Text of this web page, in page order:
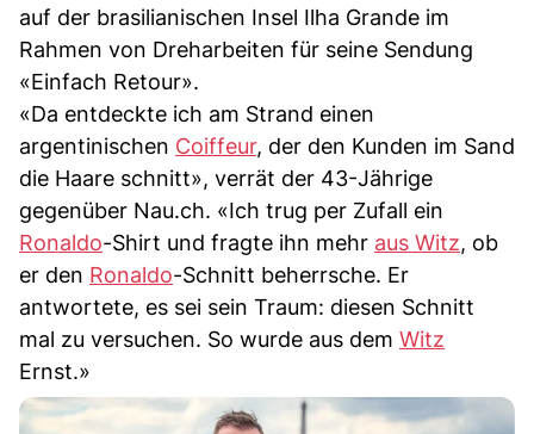
auf der brasilianischen Insel Ilha Grande im
Rahmen von Dreharbeiten für seine Sendung
«Einfach Retour».
«Da entdeckte ich am Strand einen
argentinischen Coiffeur, der den Kunden im Sand
die Haare schnitt», verrät der 43-Jährige
gegenüber Nau.ch. «Ich trug per Zufall ein
Ronaldo-Shirt und fragte ihn mehr aus Witz, ob
er den Ronaldo-Schnitt beherrsche. Er
antwortete, es sei sein Traum: diesen Schnitt
mal zu versuchen. So wurde aus dem Witz
Ernst.»